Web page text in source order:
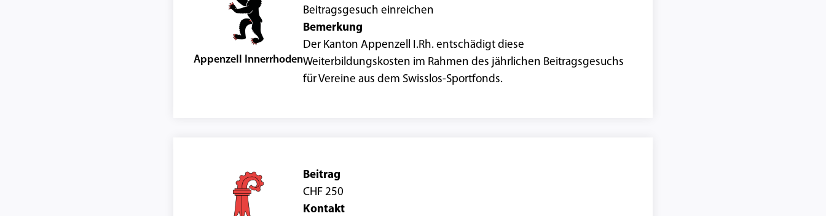
Appenzell Innerrhoden
Beitragsgesuch einreichen
Bemerkung
Der Kanton Appenzell I.Rh. entschädigt diese
Weiterbildungskosten im Rahmen des jährlichen Beitragsgesuchs
für Vereine aus dem Swisslos-Sportfonds.
Beitrag
CHF 250
Kontakt